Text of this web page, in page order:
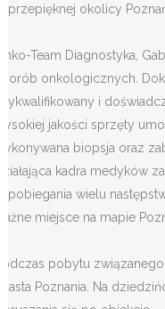
przepięknej okolicy
Team Diagnostyka,
onkologicznych.
i
jakości sprzęty
biopsja oraz
kadra medyków
wielu
miejsce na mapie
pobytu
Poznania. Na